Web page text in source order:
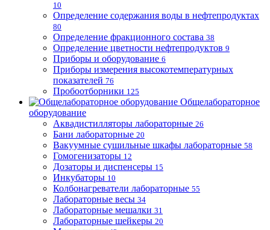
10
Определение содержания воды в нефтепродуктах
80
Определение фракционного состава 38
Определение цветности нефтепродуктов 9
Приборы и оборудование 6
Приборы измерения высокотемпературных
показателей 76
Пробоотборники 125
Общелабораторное
оборудование
Аквадистилляторы лабораторные 26
Бани лабораторные 20
Вакуумные сушильные шкафы лабораторные 58
Гомогенизаторы 12
Дозаторы и диспенсеры 15
Инкубаторы 10
Колбонагреватели лабораторные 55
Лабораторные весы 34
Лабораторные мешалки 31
Лабораторные шейкеры 20